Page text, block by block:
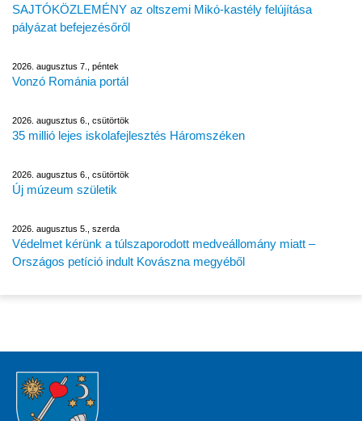
SAJTÓKÖZLEMÉNY az oltszemi Mikó-kastély felújítása
pályázat befejezésőről
2026. augusztus 7., péntek
Vonzó Románia portál
2026. augusztus 6., csütörtök
35 millió lejes iskolafejlesztés Háromszéken
2026. augusztus 6., csütörtök
Új múzeum születik
2026. augusztus 5., szerda
Védelmet kérünk a túlszaporodott medveállomány miatt –
Országos petíció indult Kovászna megyéből